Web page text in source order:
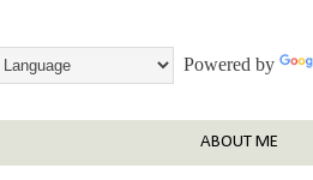
Powered by
ABOUT ME